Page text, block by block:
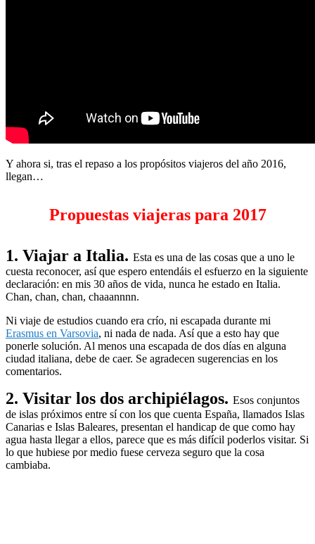
Y ahora si, tras el repaso a los propósitos viajeros del año 2016,
llegan…
Propuestas viajeras para 2017
1. Viajar a Italia. Esta es una de las cosas que a uno le
cuesta reconocer, así que espero entendáis el esfuerzo en la siguiente
declaración: en mis 30 años de vida, nunca he estado en Italia.
Chan, chan, chan, chaaannnn.
Ni viaje de estudios cuando era crío, ni escapada durante mi
Erasmus en Varsovia, ni nada de nada. Así que a esto hay que
ponerle solución. Al menos una escapada de dos días en alguna
ciudad italiana, debe de caer. Se agradecen sugerencias en los
comentarios.
2. Visitar los dos archipiélagos. Esos conjuntos
de islas próximos entre sí con los que cuenta España, llamados Islas
Canarias e Islas Baleares, presentan el handicap de que como hay
agua hasta llegar a ellos, parece que es más difícil poderlos visitar. Si
lo que hubiese por medio fuese cerveza seguro que la cosa
cambiaba.